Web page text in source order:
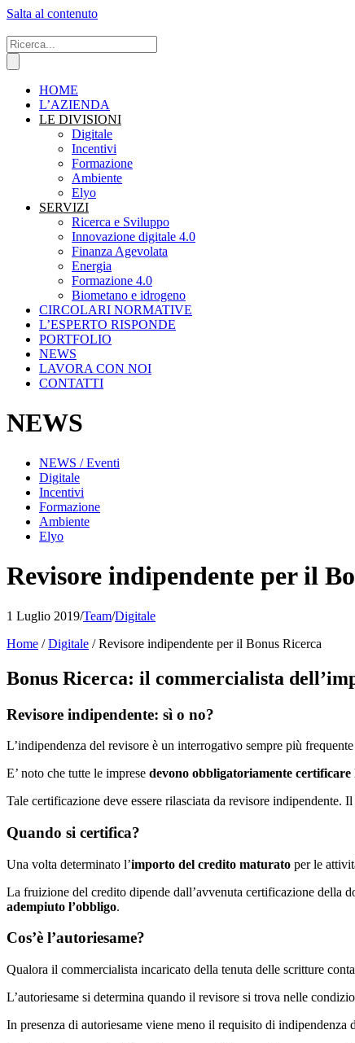
Salta al contenuto
HOME
L’AZIENDA
LE DIVISIONI
Digitale
Incentivi
Formazione
Ambiente
Elyo
SERVIZI
Ricerca e Sviluppo
Innovazione digitale 4.0
Finanza Agevolata
Energia
Formazione 4.0
Biometano e idrogeno
CIRCOLARI NORMATIVE
L’ESPERTO RISPONDE
PORTFOLIO
NEWS
LAVORA CON NOI
CONTATTI
NEWS
NEWS / Eventi
Digitale
Incentivi
Formazione
Ambiente
Elyo
Revisore indipendente per il
1 Luglio 2019/Team/Digitale
Home /Digitale /Revisore indipendente per il Bonus Ricerca
Bonus Ricerca: il commercialista
Revisore indipendente: sì o no?
L’indipendenza del revisore è un interrogativo sempre più
E’ noto che tutte le imprese devono obbligatoriamente certificare
Tale certificazione deve essere rilasciata da revisore
Quando si certifica?
Una volta determinato l’importo del credito maturato per le
La fruizione del credito dipende dall’avvenuta certificazione della
adempiuto l’obbligo.
Cos’è l’autoriesame?
Qualora il commercialista incaricato della tenuta delle scritture
L’autoriesame si determina quando il revisore si trova nelle
In presenza di autoriesame viene meno il requisito di indipendenza